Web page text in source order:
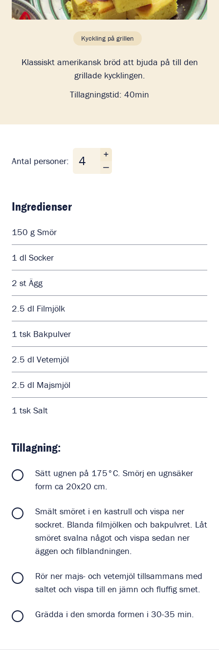
Kyckling på grillen
Klassiskt amerikansk bröd att bjuda på till den
grillade kycklingen.
Tillagningstid: 40min
Antal personer:
Antal personer
Ingredienser
150 g Smör
1 dl Socker
2 st Ägg
2.5 dl Filmjölk
1 tsk Bakpulver
2.5 dl Vetemjöl
2.5 dl Majsmjöl
1 tsk Salt
Tillagning:
Sätt ugnen på 175°C. Smörj en ugnsäker
form ca 20x20 cm.
Smält smöret i en kastrull och vispa ner
sockret. Blanda filmjölken och bakpulvret. Låt
smöret svalna något och vispa sedan ner
äggen och filblandningen.
Rör ner majs- och vetemjöl tillsammans med
saltet och vispa till en jämn och fluffig smet.
Grädda i den smorda formen i 30-35 min.